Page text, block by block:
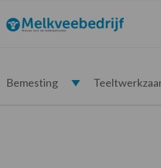
de
hoofdnavigatie
de
hoofd
de
eerste
de
voettekst
Melkveebedrijf.nl
Bemesting